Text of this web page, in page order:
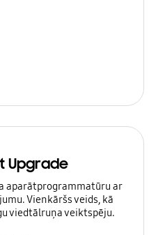
Upgrade
aparātprogrammatūru ar
Vienkāršs veids, kā
viedtālruņa veiktspēju.